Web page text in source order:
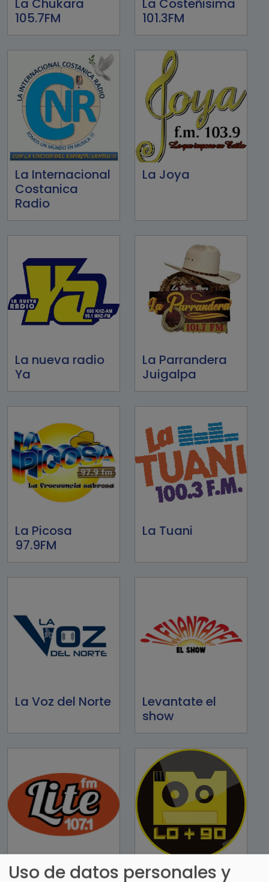
La Chukara
105.7FM
La Costeñisima
101.3FM
La Internacional
Costanica
Radio
La Joya
La nueva radio
Ya
La Parrandera
Juigalpa
La Picosa
97.9FM
La Tuani
La Voz del Norte
Levantate el
show
Lite FM 107.1FM LO+90
Uso de datos personales y